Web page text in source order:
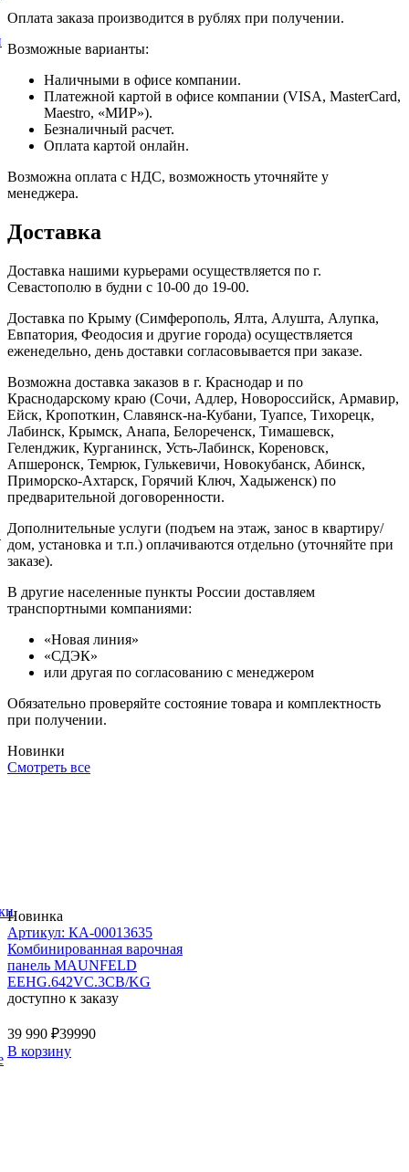
Оплата заказа производится в рублях при получении.
Возможные варианты:
Наличными в офисе компании.
Платежной картой в офисе компании (VISA, MasterCard,
Maestro, «МИР»).
Безналичный расчет.
Оплата картой онлайн.
Возможна оплата с НДС, возможность уточняйте у
менеджера.
Доставка
Доставка нашими курьерами осуществляется по г.
Севастополю в будни с 10-00 до 19-00.
Доставка по Крыму (Симферополь, Ялта, Алушта, Алупка,
Евпатория, Феодосия и другие города) осуществляется
еженедельно, день доставки согласовывается при заказе.
Возможна доставка заказов в г. Краснодар и по
Краснодарскому краю (Сочи, Адлер, Новороссийск, Армавир,
Ейск, Кропоткин, Славянск-на-Кубани, Туапсе, Тихорецк,
Лабинск, Крымск, Анапа, Белореченск, Тимашевск,
Геленджик, Курганинск, Усть-Лабинск, Кореновск,
Апшеронск, Темрюк, Гулькевичи, Новокубанск, Абинск,
Приморско-Ахтарск, Горячий Ключ, Хадыженск) по
предварительной договоренности.
Дополнительные услуги (подъем на этаж, занос в квартиру/
дом, установка и т.п.) оплачиваются отдельно (уточняйте при
заказе).
В другие населенные пункты России доставляем
транспортными компаниями:
«Новая линия»
«СДЭК»
или другая по согласованию с менеджером
Обязательно проверяйте состояние товара и комплектность
при получении.
Новинки
Смотреть все
Новинка
Артикул: КА-00013635
Комбинированная варочная
панель MAUNFELD
EEHG.642VC.3CB/KG
доступно к заказу
39 990 ₽39990
В корзину